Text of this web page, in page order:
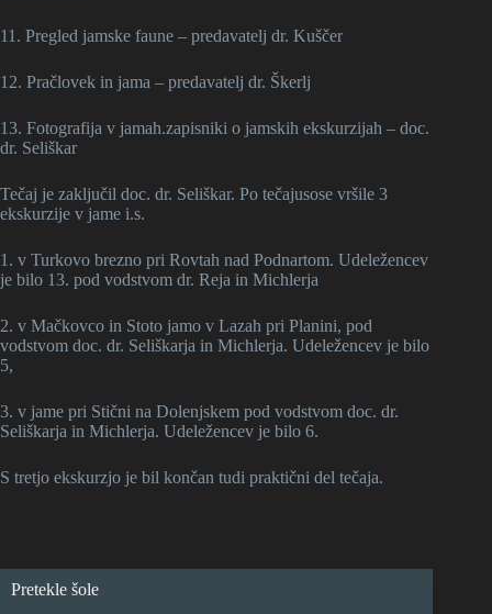
11. Pregled jamske faune – predavatelj dr. Kuščer
12. Pračlovek in jama – predavatelj dr. Škerlj
13. Fotografija v jamah.zapisniki o jamskih ekskurzijah – doc.
dr. Seliškar
Tečaj je zaključil doc. dr. Seliškar. Po tečajusose vršile 3
ekskurzije v jame i.s.
1. v Turkovo brezno pri Rovtah nad Podnartom. Udeležencev
je bilo 13. pod vodstvom dr. Reja in Michlerja
2. v Mačkovco in Stoto jamo v Lazah pri Planini, pod
vodstvom doc. dr. Seliškarja in Michlerja. Udeležencev je bilo
5,
3. v jame pri Stični na Dolenjskem pod vodstvom doc. dr.
Seliškarja in Michlerja. Udeležencev je bilo 6.
S tretjo ekskurzjo je bil končan tudi praktični del tečaja.
Pretekle šole